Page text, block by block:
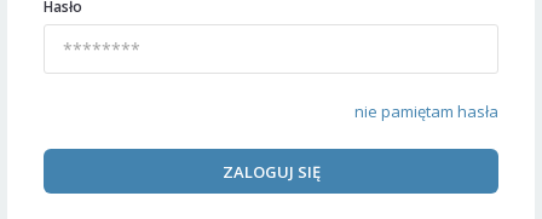
Hasło
nie pamiętam hasła
ZALOGUJ SIĘ